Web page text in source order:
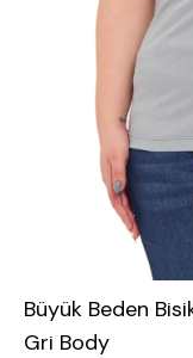
Büyük Beden
Gri Body